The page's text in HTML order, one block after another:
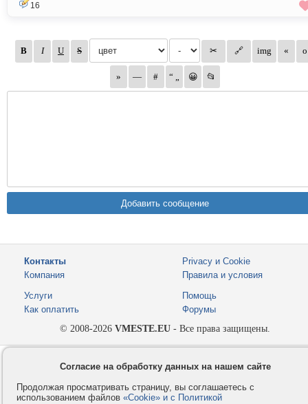
16
Контакты
Компания
Privacy и Cookie
Правила и условия
Услуги
Как оплатить
Помощь
Форумы
© 2008-2026 VMESTE.EU - Все права защищены.
Согласие на обработку данных на нашем сайте
Продолжая просматривать страницу, вы соглашаетесь с
использованием файлов «Cookie» и с Политикой